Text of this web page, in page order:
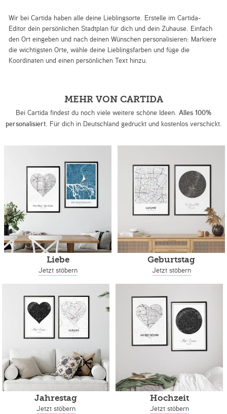
Wir bei Cartida haben alle deine Lieblingsorte. Erstelle im Cartida-
Editor dein persönlichen Stadtplan für dich und dein Zuhause. Einfach
den Ort eingeben und nach deinen Wünschen personalisieren: Markiere
die wichtigsten Orte, wähle deine Lieblingsfarben und füge die
Koordinaten und einen persönlichen Text hinzu.
MEHR VON CARTIDA
Bei Cartida findest du noch viele weitere schöne Ideen. Alles 100%
personalisiert. Für dich in Deutschland gedruckt und kostenlos verschickt.
Liebe
Jetzt stöbern
Geburtstag
Jetzt stöbern
Jahrestag
Jetzt stöbern
Hochzeit
Jetzt stöbern